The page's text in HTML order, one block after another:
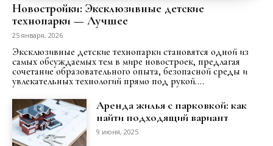
Новостройки: Эксклюзивные детские
технопарки — Лучшее
25 января, 2026
Эксклюзивные детские технопарки становятся одной из
самых обсуждаемых тем в мире новостроек, предлагая
сочетание образовательного опыта, безопасной среды и
увлекательных технологий прямо под рукой....
Аренда жилья с парковкой: как
найти подходящий вариант
9 июня, 2025